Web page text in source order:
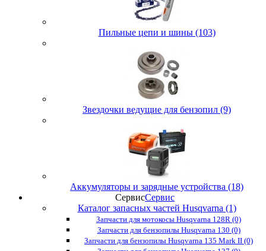
Пильные цепи и шины (103)
Звездочки ведущие для бензопил (9)
Аккумуляторы и зарядные устройства (18)
СервисСервис
Каталог запасных частей Husqvarna (1)
Запчасти для мотокосы Husqvarna 128R (0)
Запчасти для бензопилы Husqvarna 130 (0)
Запчасти для бензопилы Husqvarna 135 Mark II (0)